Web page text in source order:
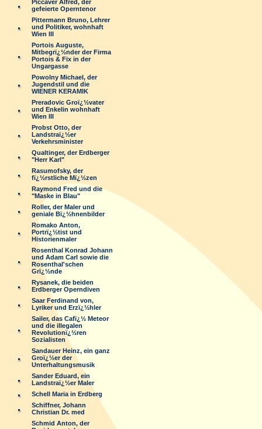
Piccaver Alfred, der
gefeierte Operntenor
Pittermann Bruno, Lehrer
und Politiker, wohnhaft
Wien III
Portois Auguste,
Mitbegrï¿½nder der Firma
Portois & Fix in der
Ungargasse
Powolny Michael, der
Jugendstil und die
WIENER KERAMIK
Preradovic Groï¿½vater
und Enkelin wohnhaft
Wien III
Probst Otto, der
Landstraï¿½er
Verkehrsminister
Qualtinger, der Erdberger
"Herr Karl"
Rasumofsky, der
fï¿½rstliche Mï¿½zen
Raymond Fred und die
"Maske in Blau"
Roller, der Maler und
geniale Bï¿½hnenbilder
Romako Anton,
Portrï¿½tist und
Historienmaler
Rosenthal Konrad Johann
und Adam Carl sowie die
Rosenthal'schen
Grï¿½nde
Rysanek, die beiden
Erdberger Operndiven
Saar Ferdinand von,
Lyriker und Erzï¿½hler
Sailer, das Cafï¿½ Meteor
und die illegalen
Revolutionï¿½ren
Sozialisten
Sandauer Heinz, ein ganz
Groï¿½er der
Unterhaltungsmusik
Sander Eduard, ein
Landstraï¿½er Maler
Schell Maria in Erdberg
Schiffner, Johann
Christian Dr. med
Schmid Anton, der